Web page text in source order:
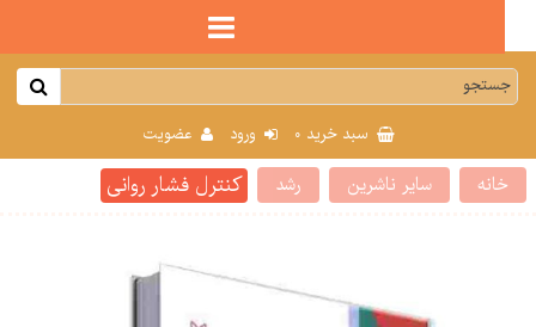
سبد خرید0 ورود عضویت
سایر ناشرین کنترل فشار روانی